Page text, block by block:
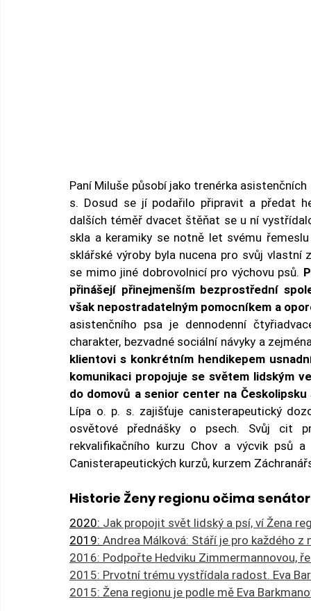
Paní Miluše působí jako trenérka
s. Dosud se jí podařilo připravit a předat
dalších téměř dvacet štěňat se u ní
skla a keramiky se notně let svému
sklářské výroby byla nucena pro svůj
se mimo jiné dobrovolnicí pro výchovu psů.
přinášejí přinejmenším bezprostřední
však nepostradatelným pomocníkem a
asistenčního psa je dennodenní
charakter, bezvadné sociální návyky a
klientovi s konkrétním hendikepem
komunikaci propojuje se světem lidským
do domovů a senior center na
Lípa o. p. s. zajišťuje canisterapeutický
osvětové přednášky o psech. Svůj cit
rekvalifikačního kurzu Chov a výcvik psů
Canisterapeutických kurzů, kurzem
Historie Ženy regionu očima
2020: Jak propojit svět lidský a psí, ví Žena
2019: Andrea Málková: Stáří je pro každého z
2016: Podpořte Hedviku Zimmermannovou,
2015: Prvotní trému vystřídala radost. Eva
2015: Žena regionu je podle mě Eva